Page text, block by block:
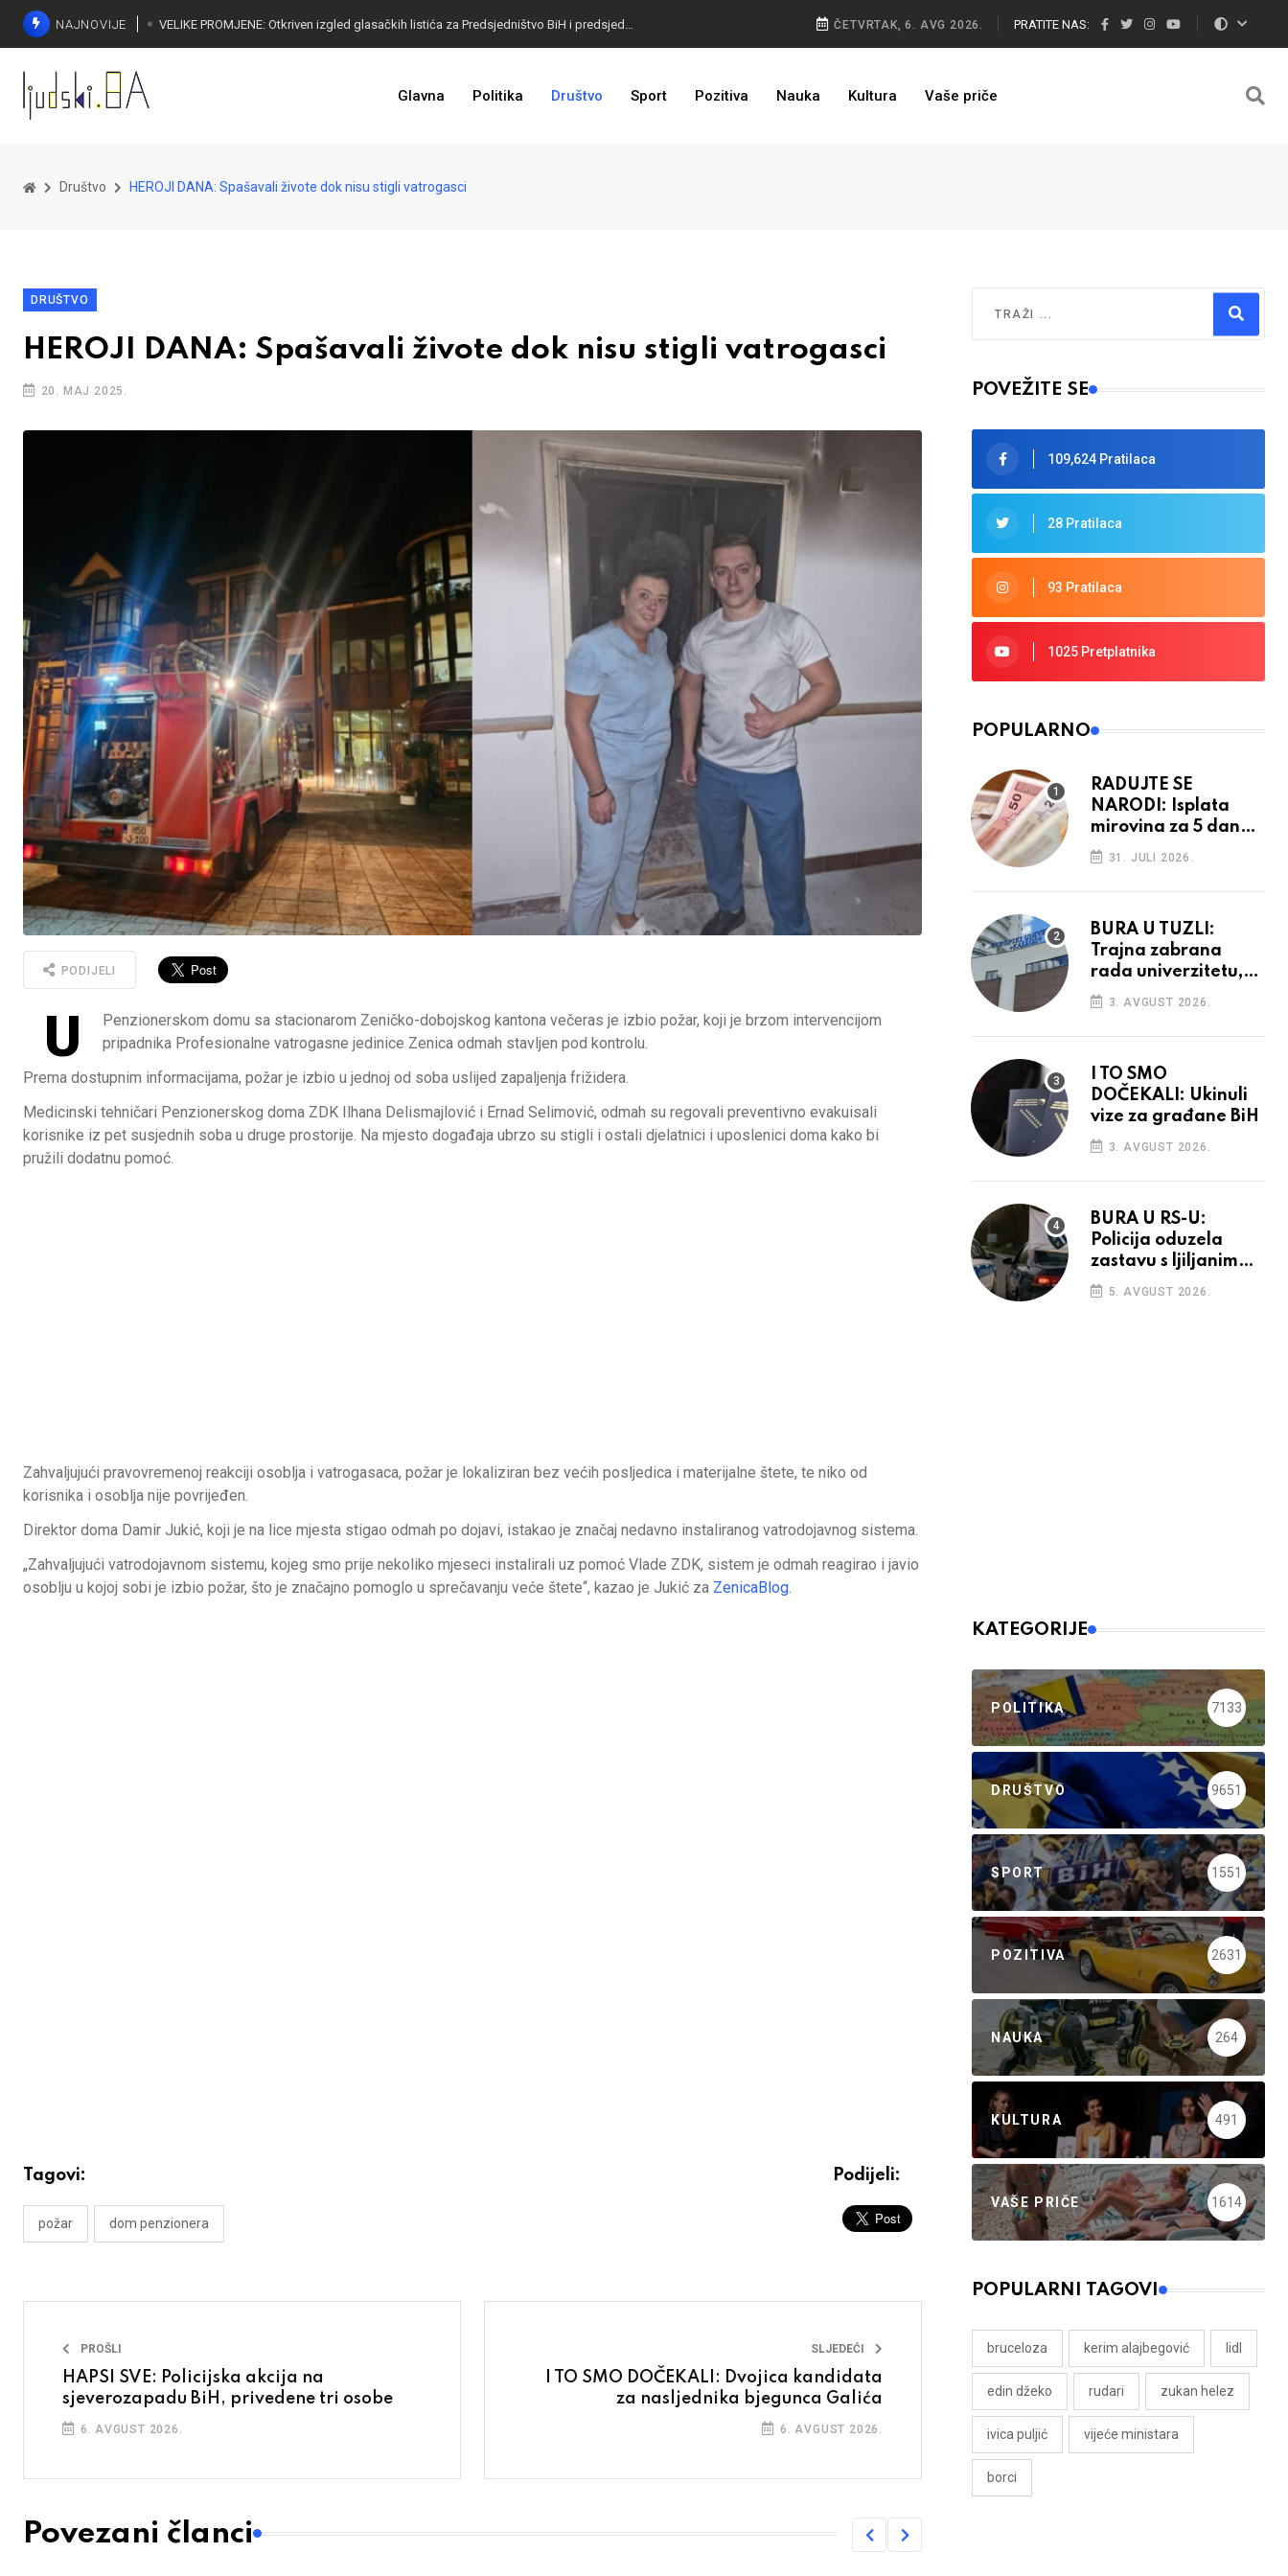
NAJNOVIJE
NA VISINI ZADATKA: EUFOR izveo združenu vježbu kod Foče, detalji poznati
ČETVRTAK, 6. AVG 2026. PRATITE NAS:
Glavna Politika Društvo Sport Pozitiva Nauka Kultura Vaše priče
Društvo HEROJI DANA: Spašavali živote dok nisu stigli vatrogasci
DRUŠTVO
HEROJI DANA: Spašavali živote dok nisu stigli vatrogasci
20. MAJ 2025.
PODIJELI
U
Penzionerskom domu sa stacionarom Zeničko-dobojskog kantona večeras je izbio požar, koji je brzom intervencijom
pripadnika Profesionalne vatrogasne jedinice Zenica odmah stavljen pod kontrolu.
Prema dostupnim informacijama, požar je izbio u jednoj od soba uslijed zapaljenja frižidera.
Medicinski tehničari Penzionerskog doma ZDK Ilhana Delismajlović i Ernad Selimović, odmah su regovali preventivno evakuisali
korisnike iz pet susjednih soba u druge prostorije. Na mjesto događaja ubrzo su stigli i ostali djelatnici i uposlenici doma kako bi
pružili dodatnu pomoć.
Zahvaljujući pravovremenoj reakciji osoblja i vatrogasaca, požar je lokaliziran bez većih posljedica i materijalne štete, te niko od
korisnika i osoblja nije povrijeđen.
Direktor doma Damir Jukić, koji je na lice mjesta stigao odmah po dojavi, istakao je značaj nedavno instaliranog vatrodojavnog sistema.
„Zahvaljujući vatrodojavnom sistemu, kojeg smo prije nekoliko mjeseci instalirali uz pomoć Vlade ZDK, sistem je odmah reagirao i javio
osoblju u kojoj sobi je izbio požar, što je značajno pomoglo u sprečavanju veće štete“, kazao je Jukić za ZenicaBlog
Tagovi:
požar dom penzionera
Podijeli:
PROŠLI
HAPSI SVE: Policijska akcija na
sjeverozapadu BiH, privedene tri osobe
6. AVGUST 2026.
SLJEDEĆI
I TO SMO DOČEKALI: Dvojica kandidata
za nasljednika bjegunca Galića
6. AVGUST 2026.
Povezani članci
Type 2 or more characters for results.
POVEŽITE SE
109,624 Pratilaca
28 Pratilaca
93 Pratilaca
1025 Pretplatnika
POPULARNO
RADUJTE SE
NARODI: Isplata
mirovina za 5 dana,
retroaktivna
povećanja
31. JULI 2026.
BURA U TUZLI:
Trajna zabrana
rada univerzitetu,
provedba sudskih
odluka
3. AVGUST 2026.
I TO SMO
DOČEKALI: Ukinuli
vize za građane BiH
3. AVGUST 2026.
BURA U RS-U:
Policija oduzela
zastavu s ljiljanima,
uručila prekršajni
nalog
5. AVGUST 2026.
KATEGORIJE
POLITIKA 7133
DRUŠTVO 9651
SPORT 1551
POZITIVA 2631
NAUKA 264
KULTURA 491
VAŠE PRIČE 1614
POPULARNI TAGOVI
bruceloza kerim alajbegović lidl
edin džeko rudari zukan helez
ivica puljić vijeće ministara
borci